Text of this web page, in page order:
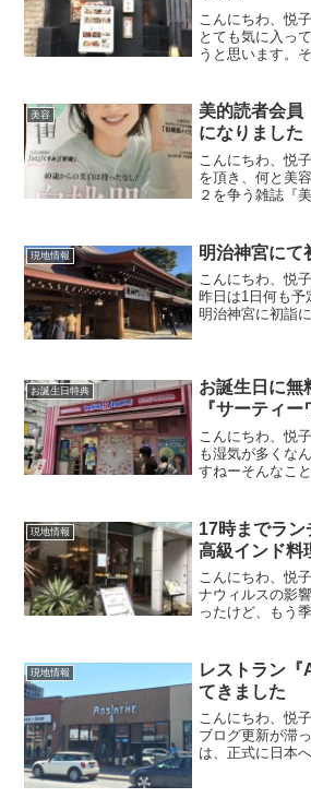
こんにちわ、悦
とても気に入っ
うと思います。
言っても高級割
らず、土日関わ
美容
美的読者会員
になりました
こんにちわ、悦
を頂き、何と美
２を争う雑誌『
た。こんなこと
モデルに選ばれ
現地情報 明治神宮にて
こんにちわ、悦
昨日は1日何も予
明治神宮に初詣
たので、今回も
お誕生日特典
お誕生日に無
『サーティー
こんにちわ、悦
も湿気が多くな
すねーそんなこ
ーティーワン結
はめちゃ狭い人
現地情報
17時までラン
高級インド料
こんにちわ、悦
ナウィルスの影
ったけど、もう
し私はと言えば
引きこもりがち
現地情報
レストラン
てきました
こんにちわ、悦
ブログ更新が滞
は、正式に日本